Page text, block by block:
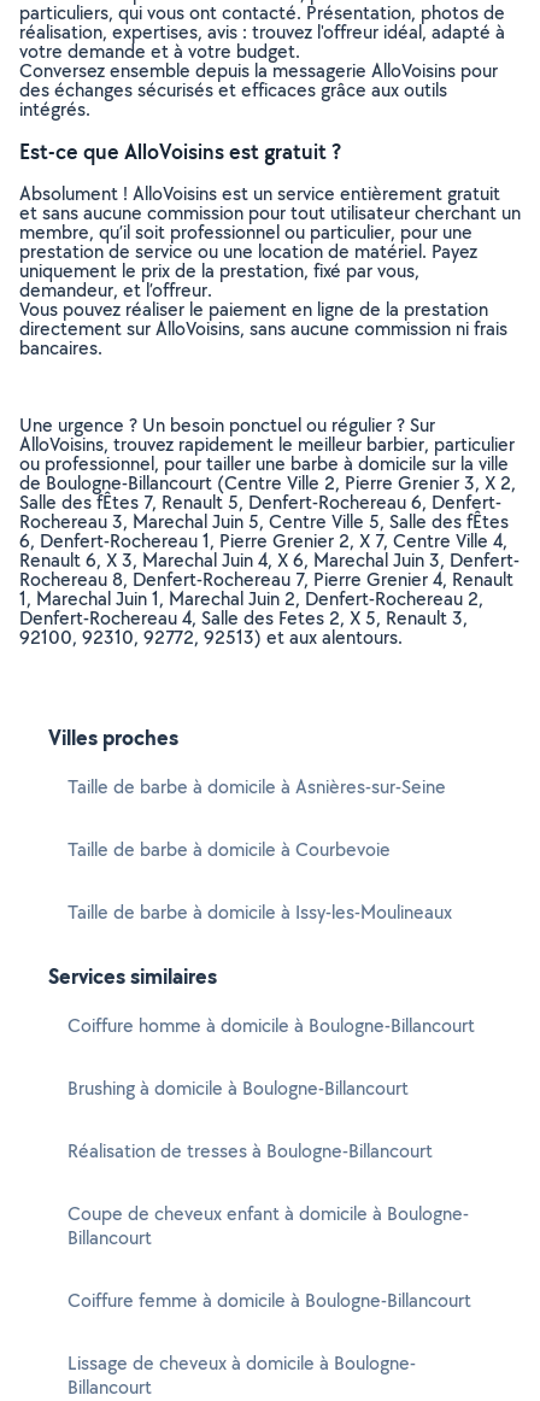
particuliers, qui vous ont contacté. Présentation, photos de
réalisation, expertises, avis : trouvez l'offreur idéal, adapté à
votre demande et à votre budget.
Conversez ensemble depuis la messagerie AlloVoisins pour
des échanges sécurisés et efficaces grâce aux outils
intégrés.
Est-ce que AlloVoisins est gratuit ?
Absolument ! AlloVoisins est un service entièrement gratuit
et sans aucune commission pour tout utilisateur cherchant un
membre, qu’il soit professionnel ou particulier, pour une
prestation de service ou une location de matériel. Payez
uniquement le prix de la prestation, fixé par vous,
demandeur, et l’offreur.
Vous pouvez réaliser le paiement en ligne de la prestation
directement sur AlloVoisins, sans aucune commission ni frais
bancaires.
Une urgence ? Un besoin ponctuel ou régulier ? Sur
AlloVoisins, trouvez rapidement le meilleur barbier, particulier
ou professionnel, pour tailler une barbe à domicile sur la ville
de Boulogne-Billancourt (Centre Ville 2, Pierre Grenier 3, X 2,
Salle des fÊtes 7, Renault 5, Denfert-Rochereau 6, Denfert-
Rochereau 3, Marechal Juin 5, Centre Ville 5, Salle des fÊtes
6, Denfert-Rochereau 1, Pierre Grenier 2, X 7, Centre Ville 4,
Renault 6, X 3, Marechal Juin 4, X 6, Marechal Juin 3, Denfert-
Rochereau 8, Denfert-Rochereau 7, Pierre Grenier 4, Renault
1, Marechal Juin 1, Marechal Juin 2, Denfert-Rochereau 2,
Denfert-Rochereau 4, Salle des Fetes 2, X 5, Renault 3,
92100, 92310, 92772, 92513) et aux alentours.
Villes proches
Taille de barbe à domicile à Asnières-sur-Seine
Taille de barbe à domicile à Courbevoie
Taille de barbe à domicile à Issy-les-Moulineaux
Services similaires
Coiffure homme à domicile à Boulogne-Billancourt
Brushing à domicile à Boulogne-Billancourt
Réalisation de tresses à Boulogne-Billancourt
Coupe de cheveux enfant à domicile à Boulogne-
Billancourt
Coiffure femme à domicile à Boulogne-Billancourt
Lissage de cheveux à domicile à Boulogne-
Billancourt